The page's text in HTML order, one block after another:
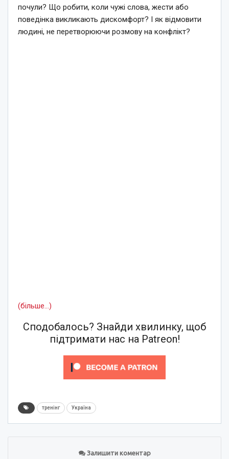
почули? Що робити, коли чужі слова, жести або
поведінка викликають дискомфорт? І як відмовити
людині, не перетворюючи розмову на конфлікт?
(більше…)
Сподобалось? Знайди хвилинку, щоб
підтримати нас на Patreon!
тренінг Україна
Залишити коментар